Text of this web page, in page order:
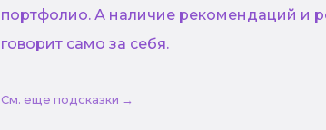
портфолио. А наличие рекомендаций и
говорит само за себя.
См. еще подсказки →